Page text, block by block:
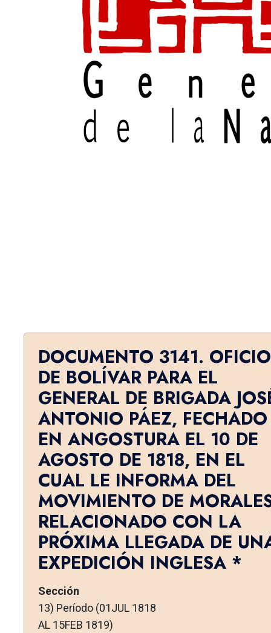
DOCUMENTO 3141. OFICIO
DE BOLÍVAR PARA EL
GENERAL DE BRIGADA
ANTONIO PÁEZ, FECHADO
EN ANGOSTURA EL 10 DE
AGOSTO DE 1818, EN EL
CUAL LE INFORMA DEL
MOVIMIENTO DE
RELACIONADO CON LA
PRÓXIMA LLEGADA DE
EXPEDICIÓN INGLESA *
Sección
13) Período (01JUL 1818
AL 15FEB 1819)